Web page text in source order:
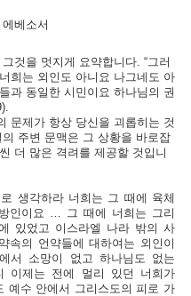
베소서
것을 멋지게 요약합니다. “그러
희는 외인도 아니요 나그네도 아
과 동일한 시민이요 하나님의 권
문제가 항상 당신을 괴롭히는 것
주변 문맥은 그 상황을 바로잡
더 많은 격려를 제공할 것입니
로 생각하라 너희는 그 때에 육체
인이요 … 그 때에 너희는 그리
있었고 이스라엘 나라 밖의 사
속의 언약들에 대하여는 외인이
서 소망이 없고 하나님도 없는
이제는 전에 멀리 있던 너희가
예수 안에서 그리스도의 피로 가